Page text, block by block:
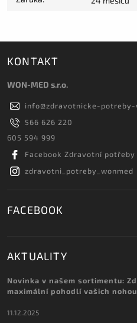
KONTAKT
WON-MED s.r.o.
info@zdravotnicke-potreby-
566 626 220
605 594 999
Facebook Zdravotní potřeby
zdravotni_potreby_wonmed
FACEBOOK
AKTUALITY
Novinka v našem sortimentu:
maximální pohodlí vašich
11.12.2025